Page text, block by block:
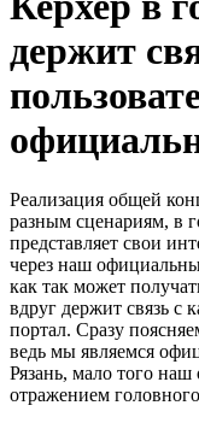
держит
Реализация общей
разным сценариям, в
представляет свои
через наш
как так может
вдруг держит связь с
портал. Сразу
ведь мы являемся
Рязань, мало того
отражением